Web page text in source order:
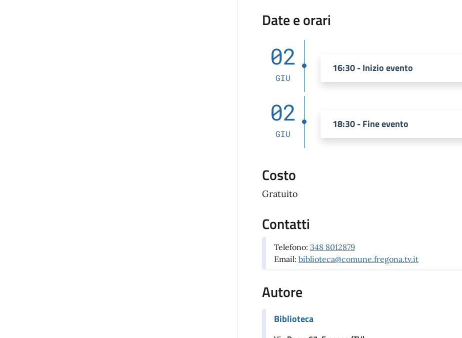
Date e orari
02
GIU
16:30 - Inizio evento
02
GIU
18:30 - Fine evento
Costo
Gratuito
Contatti
Telefono: 348 8012879
Email: biblioteca@comune.fregona.tv.it
Autore
Biblioteca